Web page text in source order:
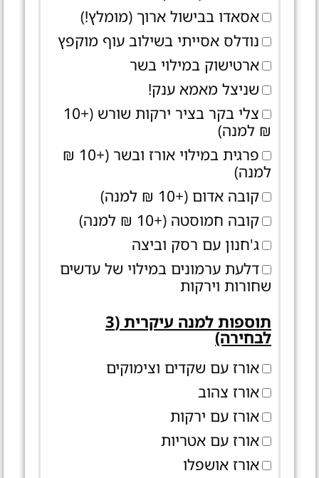
אסאדו בבישול ארוך (מומלץ!)
נודלס אסייתי בשילוב עוף מוקפץ
ארטישוק במילוי בשר
שניצל מאמא ענק!
צלי בקר בציר ירקות שורש (+10
₪ למנה)
פרגית במילוי אורז ובשר (+10 ₪
למנה)
קובה אדום (+10 ₪ למנה)
קובה חמוסטה (+10 ₪ למנה)
ג'חנון עם רסק וביצה
דלעת ערמונים במילוי של עדשים
שחורות וירקות
תוספות למנה עיקרית (3
לבחירה)
אורז עם שקדים וצימוקים
אורז צהוב
אורז עם ירקות
אורז עם אטריות
אורז אושפלו